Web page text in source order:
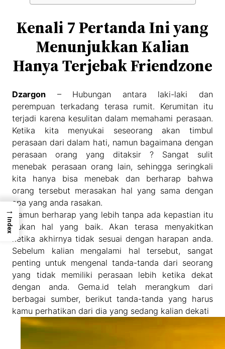
Kenali 7 Pertanda Ini yang
Menunjukkan Kalian
Hanya Terjebak Friendzone
Dzargon – Hubungan antara laki-laki dan
perempuan terkadang terasa rumit. Kerumitan itu
terjadi karena kesulitan dalam memahami perasaan.
Ketika kita menyukai seseorang akan timbul
perasaan dari dalam hati, namun bagaimana dengan
perasaan orang yang ditaksir ? Sangat sulit
menebak perasaan orang lain, sehingga seringkali
kita hanya bisa menebak dan berharap bahwa
orang tersebut merasakan hal yang sama dengan
apa yang anda rasakan.
Namun berharap yang lebih tanpa ada kepastian itu
bukan hal yang baik. Akan terasa menyakitkan
ketika akhirnya tidak sesuai dengan harapan anda.
Sebelum kalian mengalami hal tersebut, sangat
penting untuk mengenal tanda-tanda dari seorang
yang tidak memiliki perasaan lebih ketika dekat
dengan anda. Gema.id telah merangkum dari
berbagai sumber, berikut tanda-tanda yang harus
kamu perhatikan dari dia yang sedang kalian dekati
→
Index